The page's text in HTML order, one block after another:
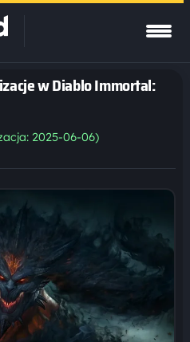
w Diablo Immortal:
2025-06-06)